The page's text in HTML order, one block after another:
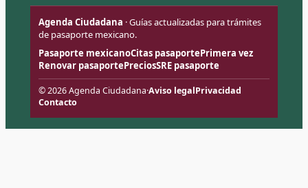
Agenda Ciudadana · Guías actualizadas para trámites
de pasaporte mexicano.
Pasaporte mexicanoCitas pasaportePrimera vez
Renovar pasaportePreciosSRE pasaporte
© 2026 Agenda Ciudadana·Aviso legalPrivacidad
Contacto